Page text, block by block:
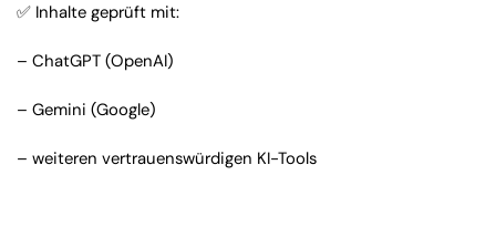
✅ Inhalte geprüft mit:
– ChatGPT (OpenAI)
– Gemini (Google)
– weiteren vertrauenswürdigen KI-Tools